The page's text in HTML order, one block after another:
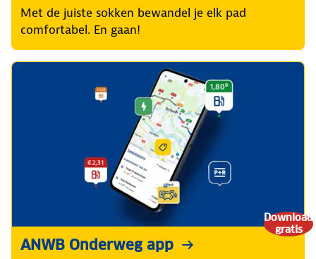
Met de juiste sokken bewandel je elk pad
comfortabel. En gaan!
Download
gratis
ANWB Onderweg app